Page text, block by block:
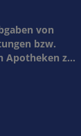
von
bzw.
Apotheken zu